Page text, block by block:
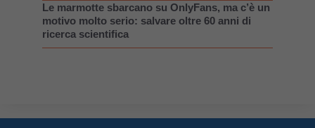
Le marmotte sbarcano su OnlyFans, ma c’è un
motivo molto serio: salvare oltre 60 anni di
ricerca scientifica